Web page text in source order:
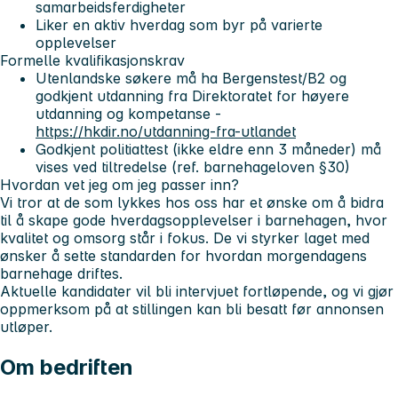
samarbeidsferdigheter
Liker en aktiv hverdag som byr på varierte
opplevelser
Formelle kvalifikasjonskrav
Utenlandske søkere må ha Bergenstest/B2 og
godkjent utdanning fra Direktoratet for høyere
utdanning og kompetanse -
https://hkdir.no/utdanning-fra-utlandet
Godkjent politiattest (ikke eldre enn 3 måneder) må
vises ved tiltredelse (ref. barnehageloven §30)
Hvordan vet jeg om jeg passer inn?
Vi tror at de som lykkes hos oss har et ønske om å bidra
til å skape gode hverdagsopplevelser i barnehagen, hvor
kvalitet og omsorg står i fokus. De vi styrker laget med
ønsker å sette standarden for hvordan morgendagens
barnehage driftes.
Aktuelle kandidater vil bli intervjuet fortløpende, og vi gjør
oppmerksom på at stillingen kan bli besatt før annonsen
utløper.
Om bedriften